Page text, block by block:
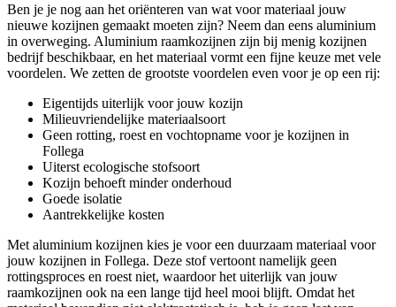
Ben je je nog aan het oriënteren van wat voor materiaal jouw
nieuwe kozijnen gemaakt moeten zijn? Neem dan eens aluminium
in overweging. Aluminium raamkozijnen zijn bij menig kozijnen
bedrijf beschikbaar, en het materiaal vormt een fijne keuze met vele
voordelen. We zetten de grootste voordelen even voor je op een rij:
Eigentijds uiterlijk voor jouw kozijn
Milieuvriendelijke materiaalsoort
Geen rotting, roest en vochtopname voor je kozijnen in
Follega
Uiterst ecologische stofsoort
Kozijn behoeft minder onderhoud
Goede isolatie
Aantrekkelijke kosten
Met aluminium kozijnen kies je voor een duurzaam materiaal voor
jouw kozijnen in Follega. Deze stof vertoont namelijk geen
rottingsproces en roest niet, waardoor het uiterlijk van jouw
raamkozijnen ook na een lange tijd heel mooi blijft. Omdat het